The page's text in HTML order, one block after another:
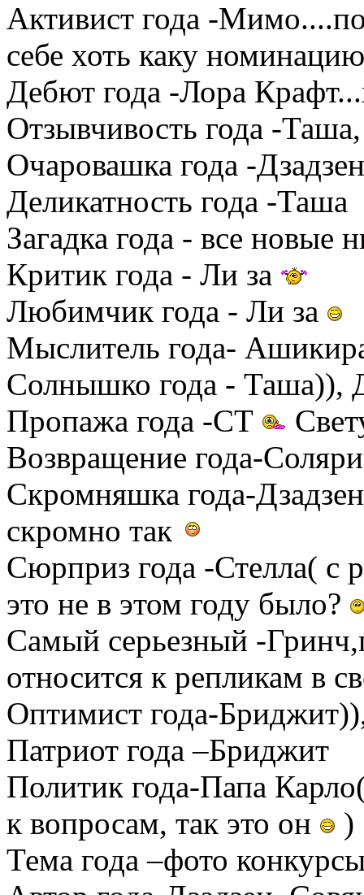
Активист года -
себе хоть каку
Дебют года -Лора
Отзывчивость года -
Очаровашка года -
Деликатность года -Таша
Загадка года - все новые
Критик года - Ли за
Любимчик года - Ли за
Мыслитель года-
Солнышко года - Таша)),
Пропажа года -СТ
Возвращение года-
Скромняшка года-
скромно так
Сюрприз года -Стелла( с
это не в этом году было?
Самый серьезный -
относится к репликам в
Оптимист года-
Патриот года –Бриджит
Политик года-Папа
к вопросам, так это он
)
Тема года –фото